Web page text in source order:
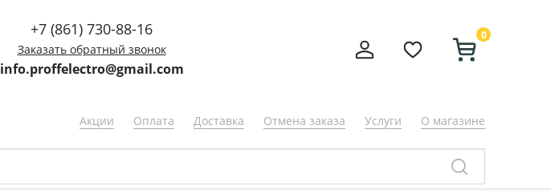
+7 (861) 730-88-16
Заказать обратный звонок
info.proffelectro@gmail.com
0
Акции Оплата Доставка Отмена заказа Услуги О магазине